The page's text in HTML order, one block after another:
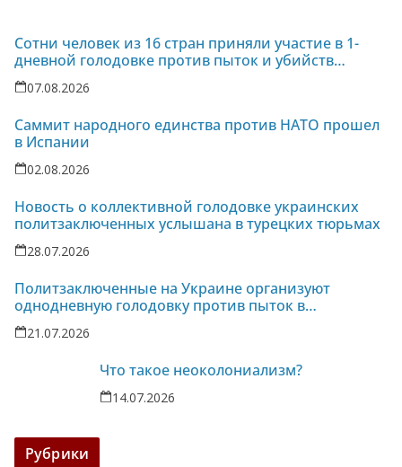
Сотни человек из 16 стран приняли участие в 1-
дневной голодовке против пыток и убийств
политзаключенных на Украине
07.08.2026
Саммит народного единства против НАТО прошел
в Испании
02.08.2026
Новость о коллективной голодовке украинских
политзаключенных услышана в турецких тюрьмах
28.07.2026
Политзаключенные на Украине организуют
однодневную голодовку против пыток в
колонии-86
21.07.2026
Что такое неоколониализм?
14.07.2026
Рубрики